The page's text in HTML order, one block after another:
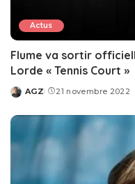
Actus
Flume va sortir
Lorde « Tennis Court »
Posted
AGZ 21 novembre 2022